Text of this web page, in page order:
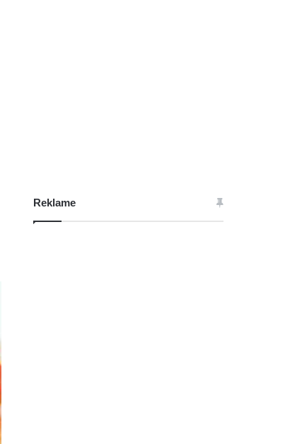
Reklame